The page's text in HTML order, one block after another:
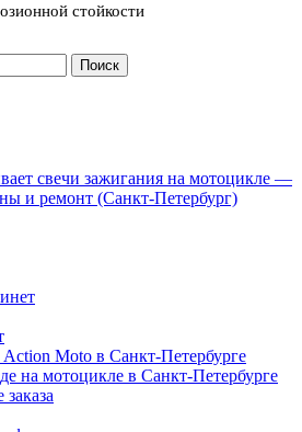
стойкости
свечи зажигания на мотоцикле —
и ремонт (Санкт-Петербург)
Moto в Санкт-Петербурге
на мотоцикле в Санкт-Петербурге